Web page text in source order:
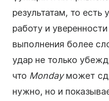
результатам, то
работу и
выполнения более
удар не только
что Mondayможет
нужно, но и